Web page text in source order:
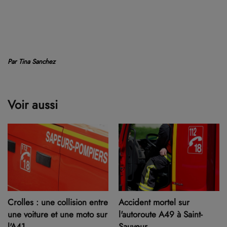
Par Tina Sanchez
Voir aussi
Crolles : une collision entre
une voiture et une moto sur
Accident mortel sur
l'autoroute A49 à Saint-